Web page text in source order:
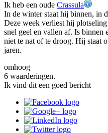
Ik heb een oude Crassula
In de winter staat hij binnen, in
Deze week verliest hij
snel geel en vallen af. Is binnen
niet te nat of te droog. Hij staat
jaren.
omhoog
6 waarderingen.
Ik vind dit een goed bericht